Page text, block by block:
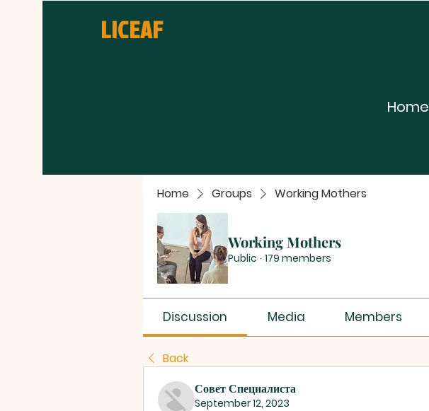
LICEAF
Home
Home Groups Working Mothers
Working Mothers
Public · 179 members
Discussion Media Members
Back
Совет Специалиста
September 12, 2023